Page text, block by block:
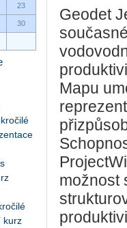
23
30
kurz
Geodet
Mapu
možnost